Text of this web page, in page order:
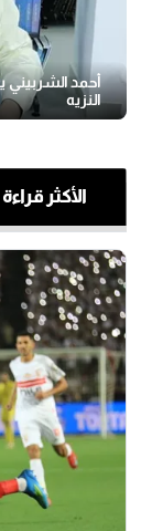
أحمد الشربيني
النزيه
الأكثر قراءة